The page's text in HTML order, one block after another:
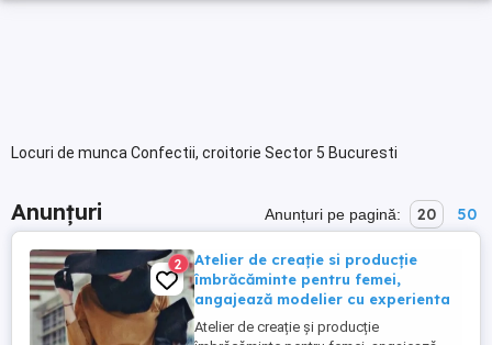
Locuri de munca Confectii, croitorie Sector 5 Bucuresti
Anunțuri Anunțuri pe pagină: 20 50
2
Atelier de creație si producție
îmbrăcăminte pentru femei,
angajează modelier cu experienta
Atelier de creație și producție